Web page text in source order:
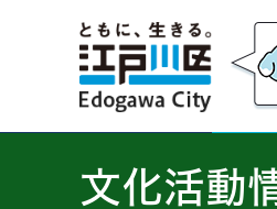
江戸川区
文化活動